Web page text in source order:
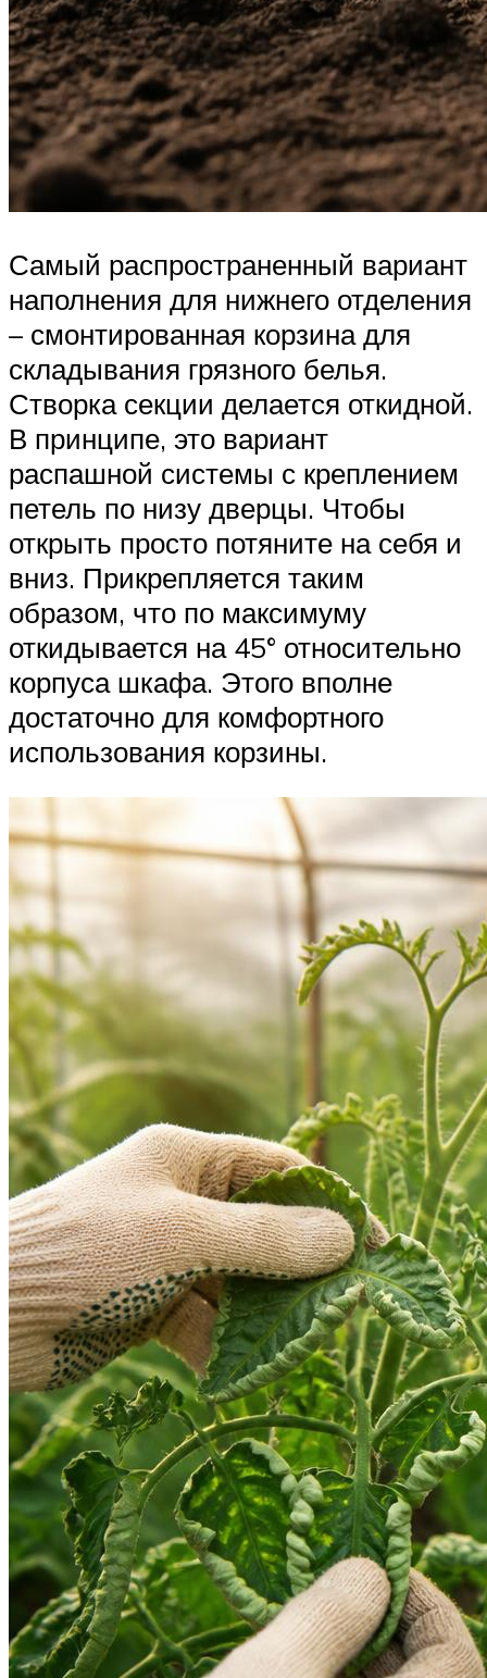
Самый распространенный вариант
наполнения для нижнего отделения
– смонтированная корзина для
складывания грязного белья.
Створка секции делается откидной.
В принципе, это вариант
распашной системы с креплением
петель по низу дверцы. Чтобы
открыть просто потяните на себя и
вниз. Прикрепляется таким
образом, что по максимуму
откидывается на 45° относительно
корпуса шкафа. Этого вполне
достаточно для комфортного
использования корзины.